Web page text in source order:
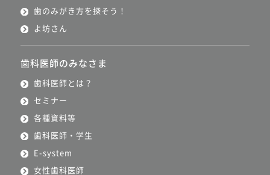
歯のみがき方を探そう！
よ坊さん
歯科医師のみなさま
歯科医師とは？
セミナー
各種資料等
歯科医師・学生
E-system
女性歯科医師